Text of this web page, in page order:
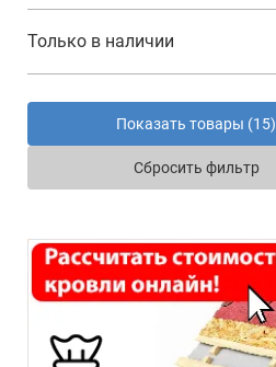
Только в наличии
Показать товары (15)
Сбросить фильтр